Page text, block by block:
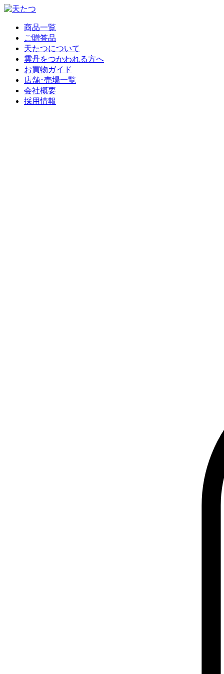
商品一覧
ご贈答品
天たつについて
雲丹をつかわれる方へ
お買物ガイド
店舗･売場一覧
会社概要
採用情報